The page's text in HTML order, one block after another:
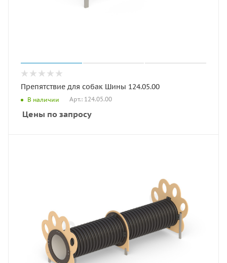
Препятствие для собак Шины 124.05.00
В наличии Арт.: 124.05.00
Цены по запросу